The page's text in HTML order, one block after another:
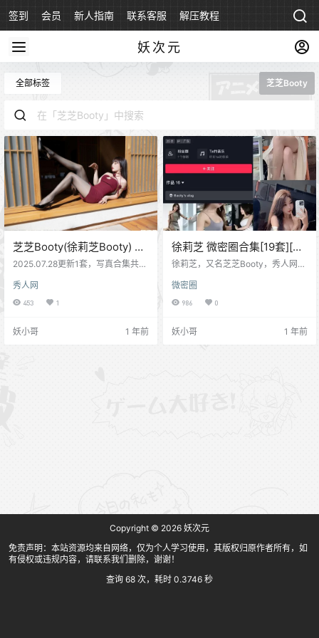
签到 会员 新人指南 联系客服 解压教程
妖次元
全部标签 芝芝Booty
芝芝Booty(徐莉芝Booty) 写
真合集[500套][持续更新]
2025.07.28更新1套，写真合集共5
芝），来自秀人网广州的一位的嫩
模，袅娜多姿，凹凸有致的身材着
芝Booty [84P 736.01 MB] XIUREN
秀人网
453 1
妖小哥 1 年前
徐莉芝 微密圈合集[19套][持
续更新]
徐莉芝，又名芝芝Booty，秀人网知
品并开通了微密圈，一起来看看
吧。 2025.03.30更新1套资源 资源
764MB][2025.2.17]徐莉芝Booty –
NO.018 蓝色妖姬 [9P+1V／241MB]
微密圈
986 0
妖小哥 1 年前
Copyright © 2026 妖次元
免责声明：本站资源均来自网络，仅为个人学习使用，其版权归原作者所有，如
有侵权或违规内容，请联系我们删除，谢谢！
查询 68 次，耗时 0.3746 秒